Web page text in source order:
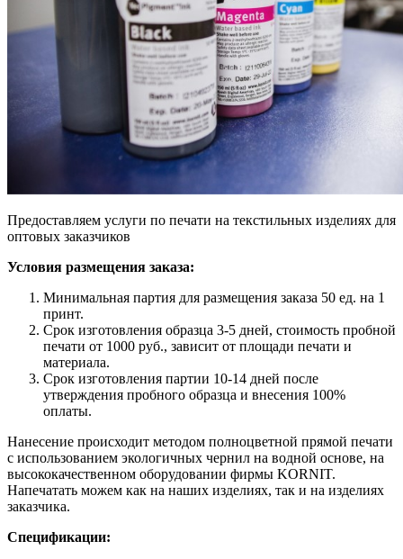
Предоставляем услуги по печати на текстильных изделиях для
оптовых заказчиков
Условия размещения заказа:
Минимальная партия для размещения заказа 50 ед. на 1
принт.
Срок изготовления образца 3-5 дней, стоимость пробной
печати от 1000 руб., зависит от площади печати и
материала.
Срок изготовления партии 10-14 дней после
утверждения пробного образца и внесения 100%
оплаты.
Нанесение происходит методом полноцветной прямой печати
с использованием экологичных чернил на водной основе, на
высококачественном оборудовании фирмы KORNIT.
Напечатать можем как на наших изделиях, так и на изделиях
заказчика.
Спецификации: